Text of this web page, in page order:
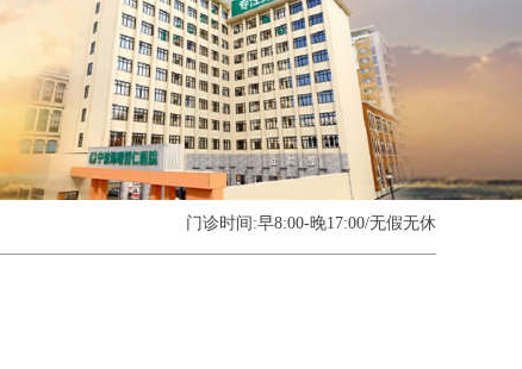
门诊时间:早8:00-晚17:00/无假无休